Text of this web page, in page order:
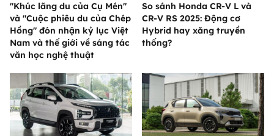
"Khúc lãng du của Cụ Mén"
và "Cuộc phiêu du của Chép
Hồng" đón nhận kỷ lục Việt
Nam và thế giới về sáng tác
văn học nghệ thuật
So sánh Honda CR-V L và
CR-V RS 2025: Động cơ
Hybrid hay xăng truyền
thống?